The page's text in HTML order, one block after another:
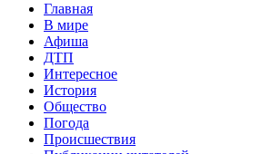
Главная
В мире
Афиша
ДТП
Интересное
История
Общество
Погода
Происшествия